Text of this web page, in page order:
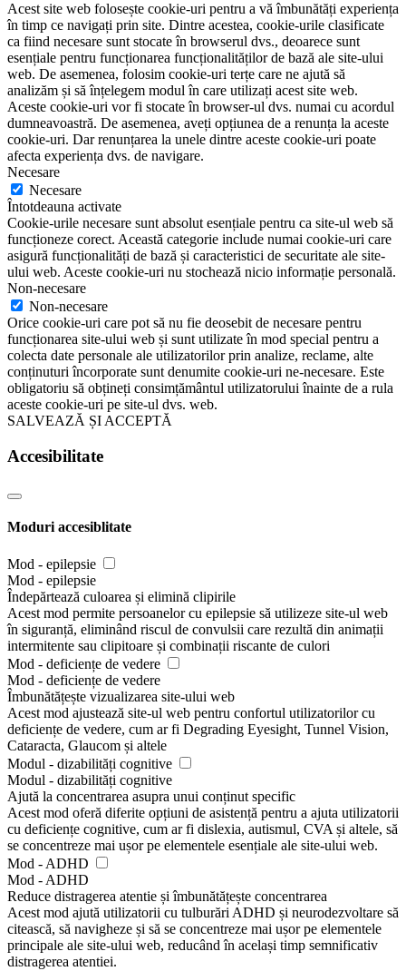
Acest site web folosește cookie-uri pentru a vă îmbunătăți experiența
în timp ce navigați prin site. Dintre acestea, cookie-urile clasificate
ca fiind necesare sunt stocate în browserul dvs., deoarece sunt
esențiale pentru funcționarea funcționalităților de bază ale site-ului
web. De asemenea, folosim cookie-uri terțe care ne ajută să
analizăm și să înțelegem modul în care utilizați acest site web.
Aceste cookie-uri vor fi stocate în browser-ul dvs. numai cu acordul
dumneavoastră. De asemenea, aveți opțiunea de a renunța la aceste
cookie-uri. Dar renunțarea la unele dintre aceste cookie-uri poate
afecta experiența dvs. de navigare.
Necesare
Necesare
Întotdeauna activate
Cookie-urile necesare sunt absolut esențiale pentru ca site-ul web să
funcționeze corect. Această categorie include numai cookie-uri care
asigură funcționalități de bază și caracteristici de securitate ale site-
ului web. Aceste cookie-uri nu stochează nicio informație personală.
Non-necesare
Non-necesare
Orice cookie-uri care pot să nu fie deosebit de necesare pentru
funcționarea site-ului web și sunt utilizate în mod special pentru a
colecta date personale ale utilizatorilor prin analize, reclame, alte
conținuturi încorporate sunt denumite cookie-uri ne-necesare. Este
obligatoriu să obțineți consimțământul utilizatorului înainte de a rula
aceste cookie-uri pe site-ul dvs. web.
SALVEAZĂ ȘI ACCEPTĂ
Accesibilitate
Moduri accesiblitate
Mod - epilepsie
Mod - epilepsie
Îndepărtează culoarea și elimină clipirile
Acest mod permite persoanelor cu epilepsie să utilizeze site-ul web
în siguranță, eliminând riscul de convulsii care rezultă din animații
intermitente sau clipitoare și combinații riscante de culori
Mod - deficiențe de vedere
Mod - deficiențe de vedere
Îmbunătățește vizualizarea site-ului web
Acest mod ajustează site-ul web pentru confortul utilizatorilor cu
deficiențe de vedere, cum ar fi Degrading Eyesight, Tunnel Vision,
Cataracta, Glaucom și altele
Modul - dizabilități cognitive
Modul - dizabilități cognitive
Ajută la concentrarea asupra unui conținut specific
Acest mod oferă diferite opțiuni de asistență pentru a ajuta utilizatorii
cu deficiențe cognitive, cum ar fi dislexia, autismul, CVA și altele, să
se concentreze mai ușor pe elementele esențiale ale site-ului web.
Mod - ADHD
Mod - ADHD
Reduce distragerea atentie și îmbunătățește concentrarea
Acest mod ajută utilizatorii cu tulburări ADHD și neurodezvoltare să
citească, să navigheze și să se concentreze mai ușor pe elementele
principale ale site-ului web, reducând în același timp semnificativ
distragerea atentiei.